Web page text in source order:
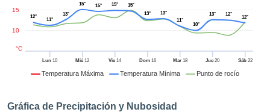
forma
basada
nuestra
Temperatura Máxima Temperatura Mínima Punto de rocío
Lun 10 Mié 12 Vie 14 Dom16 Mar18 Jue 20 Sáb22
10
15
°C
12°
11°
13°
15° 15° 15°
15°
13°
13°
11°
10°
13° 12°
12°
Gráfica de Precipitación y Nubosidad